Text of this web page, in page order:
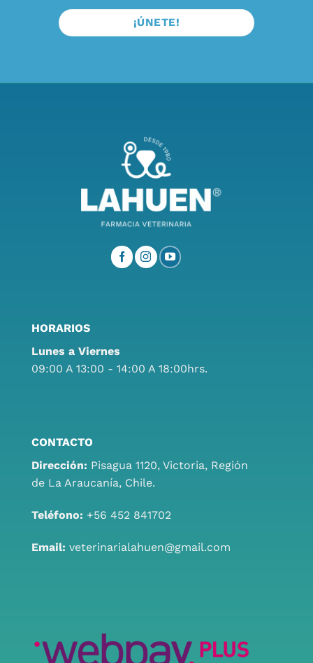
HORARIOS
Lunes a Viernes
09:00 A 13:00 - 14:00 A 18:00hrs.
CONTACTO
Dirección: Pisagua 1120, Victoria, Región
de La Araucanía, Chile.
Teléfono: +56 452 841702
Email: veterinarialahuen@gmail.com